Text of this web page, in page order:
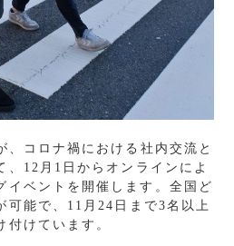
、コロナ禍における社内交流と
、12月1日からオンラインによ
イベントを開催します。全国ど
可能で、11月24日まで3名以上
付けています。